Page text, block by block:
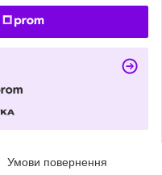
Умови повернення